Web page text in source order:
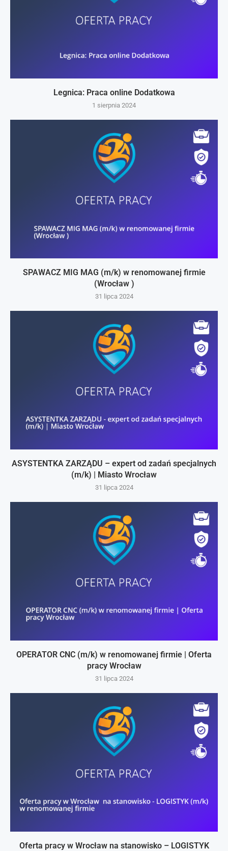
Legnica: Praca online Dodatkowa
1 sierpnia 2024
SPAWACZ MIG MAG (m/k) w renomowanej firmie
(Wrocław )
31 lipca 2024
ASYSTENTKA ZARZĄDU – expert od zadań specjalnych
(m/k) | Miasto Wrocław
31 lipca 2024
OPERATOR CNC (m/k) w renomowanej firmie | Oferta
pracy Wrocław
31 lipca 2024
Oferta pracy w Wrocław na stanowisko – LOGISTYK